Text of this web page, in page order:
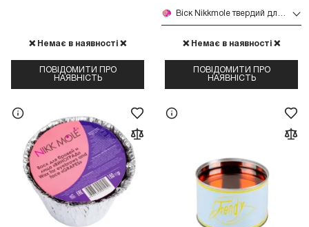
❌ Немає в наявності ❌
ПОВІДОМИТИ ПРО
НАЯВНІСТЬ
Віск Nikkmole твердий для брів та обличчя 150 г (Berry)
❌ Немає в наявності ❌
ПОВІДОМИТИ ПРО
НАЯВНІСТЬ